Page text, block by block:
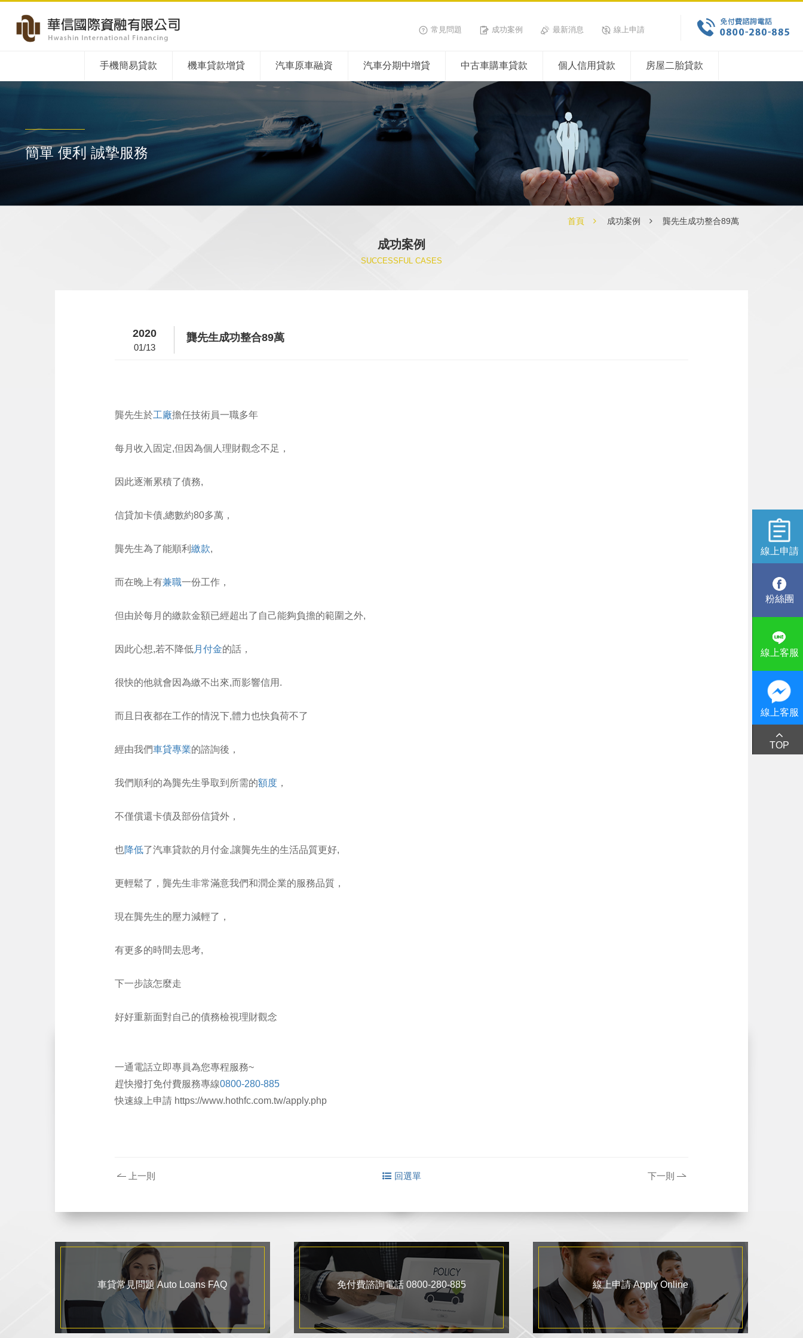
常見問題 成功案例 最新消息 線上申請
手機簡易貸款 機車貸款增貸 汽車原車融資 汽車分期中增貸 中古車購車貸款 個人信用貸款 房屋二胎貸款
簡單 便利 誠摯服務
首頁 成功案例 龔先生成功整合89萬
成功案例
SUCCESSFUL CASES
2020
01/13
龔先生成功整合89萬
龔先生於工廠擔任技術員一職多年
每月收入固定,但因為個人理財觀念不足，
因此逐漸累積了債務,
信貸加卡債,總數約80多萬，
龔先生為了能順利 繳款,
而在晚上有兼職一份工作，
但由於每月的繳款金額已經超出了自己能夠負擔的範圍之外,
因此心想,若不降低月付金的話，
很快的他就會因為繳不出來,而影響信用.
而且日夜都在工作的情況下,體力也快負荷不了
經由我們車貸專業的諮詢後，
我們順利的為龔先生爭取到所需的額度 ，
不僅償還卡債及部份信貸外，
也降低了汽車貸款的月付金,讓龔先生的生活品質更好,
更輕鬆了，龔先生非常滿意我們和潤企業的服務品質，
現在龔先生的壓力減輕了，
有更多的時間去思考,
下一步該怎麼走
好好重新面對自己的債務檢視理財觀念
一通電話立即專員為您專程服務~
趕快撥打免付費服務專線0800-280-885
快速線上申請 https://www.hothfc.com.tw/apply.php
上一則 下一則
回選單
車貸常見問題 Auto Loans FAQ 免付費諮詢電話 0800-280-885 線上申請 Apply Online
線上申請
粉絲團
線上客服
線上客服
TOP